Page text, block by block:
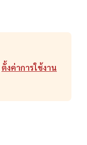
ตั้งค่าการใช้งาน